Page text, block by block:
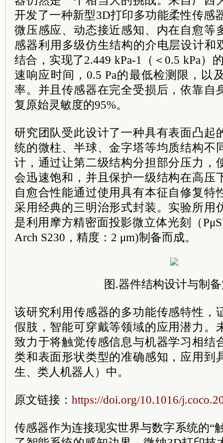
开发了一种新型3D打印多功能柔性传感
微压感应、动态接近感知、内在自愈等
感器利用多级仿生结构的介电层设计和
结合，实现了2.449 kPa-1（＜0.5 kPa）
速响应时间，0.5 Pa的最低检测限，以
率。并且传感器在完全受损后，依靠自
复原始灵敏度的95%。
研究团队受此设计了一种具有表面凸起
统的微柱、半球、金字塔等均质结构不
计，通过让第二级结构分担部分压力，
会迅速饱和，并且保护一级结构在高压
自愈合性能通过使用具有本征自修复特
采用经典的三明治形式封装。实验所用
是利用摩方精密面投影微立体光刻（
Arch S230，精度：2 μm)制备而成。
图.器件结构设计与制
该研究利用传感器的多功能传感特性，
假肢，智能可穿戴等领域的应用潜力。
致力于将触觉传感信息与机器学习相结
类和表面形状类型的准确感知，应用到
生、类人机器人）中。
原文链接： https://doi.org/10.1016/
传感器作为连接现实世界与数字系统的“